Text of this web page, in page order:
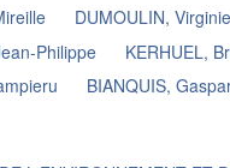
DUMOULIN, Virginie
Philippe
KERHUEL,
BIANQUIS,